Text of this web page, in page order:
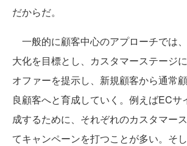
だからだ。
一般的に顧客中心のアプローチでは
大化を目標とし、カスタマーステージ
オファーを提示し、新規顧客から通常
良顧客へと育成していく。例えばECサ
成するために、それぞれのカスタマー
てキャンペーンを打つことが多い。そ